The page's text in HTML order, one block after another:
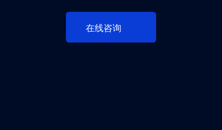
在线咨询